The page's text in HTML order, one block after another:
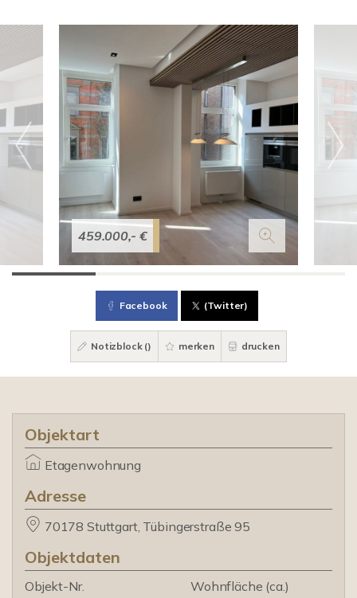
459.000,- €
Facebook (Twitter)
Notizblock () merken drucken
Objektart
Etagenwohnung
Adresse
70178 Stuttgart, Tübingerstraße 95
Objektdaten
Objekt-Nr.
Wohnfläche (ca.)